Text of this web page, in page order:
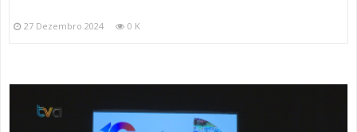
27 Dezembro 2024 0 K